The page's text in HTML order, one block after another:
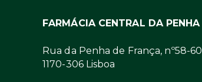
FARMÁCIA CENTRAL DA PENHA
Rua da Penha de França, nº58-60
1170-306 Lisboa